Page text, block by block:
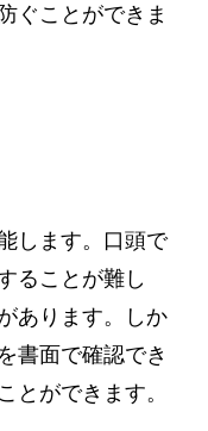
ぐことができま
します。口頭で
ることが難し
あります。しか
書面で確認でき
とができます。